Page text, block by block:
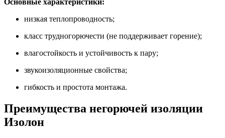
низкая теплопроводность;
класс трудногорючести (не поддерживает горение);
влагостойкость и устойчивость к пару;
звукоизоляционные свойства;
гибкость и простота монтажа.
Преимущества негорючей изоляции
Изолон